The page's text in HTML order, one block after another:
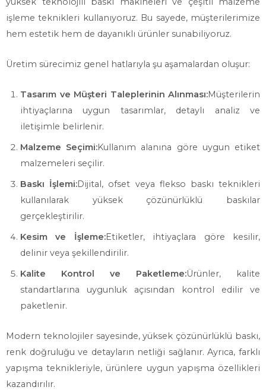
işleme teknikleri kullanıyoruz. Bu sayede, müşterilerimize
hem estetik hem de dayanıklı ürünler sunabiliyoruz.
Üretim sürecimiz genel hatlarıyla şu aşamalardan oluşur:
Tasarım ve Müşteri Taleplerinin Alınması:Müşterilerin
ihtiyaçlarına uygun tasarımlar, detaylı analiz ve
iletişimle belirlenir.
Malzeme Seçimi:Kullanım alanına göre uygun etiket
malzemeleri seçilir.
Baskı İşlemi:Dijital, ofset veya flekso baskı teknikleri
kullanılarak yüksek çözünürlüklü baskılar
gerçekleştirilir.
Kesim ve İşleme:Etiketler, ihtiyaçlara göre kesilir,
delinir veya şekillendirilir.
Kalite Kontrol ve Paketleme:Ürünler, kalite
standartlarına uygunluk açısından kontrol edilir ve
paketlenir.
Modern teknolojiler sayesinde, yüksek çözünürlüklü baskı,
renk doğruluğu ve detayların netliği sağlanır. Ayrıca, farklı
yapışma teknikleriyle, ürünlere uygun yapışma özellikleri
kazandırılır.